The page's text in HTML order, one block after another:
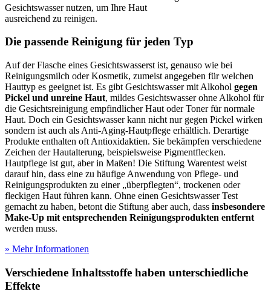
Gesichtswasser nutzen, um Ihre Haut
ausreichend zu reinigen.
Die passende Reinigung für jeden Typ
Auf der Flasche eines Gesichtswasserst ist, genauso wie bei
Reinigungsmilch oder Kosmetik, zumeist angegeben für welchen
Hauttyp es geeignet ist. Es gibt Gesichtswasser mit Alkohol gegen
Pickel und unreine Haut, mildes Gesichtswasser ohne Alkohol für
die Gesichtsreinigung empfindlicher Haut oder Toner für normale
Haut. Doch ein Gesichtswasser kann nicht nur gegen Pickel wirken
sondern ist auch als Anti-Aging-Hautpflege erhältlich. Derartige
Produkte enthalten oft Antioxidaktien. Sie bekämpfen verschiedene
Zeichen der Hautalterung, beispielsweise Pigmentflecken.
Hautpflege ist gut, aber in Maßen! Die Stiftung Warentest weist
darauf hin, dass eine zu häufige Anwendung von Pflege- und
Reinigungsprodukten zu einer „überpflegten“, trockenen oder
fleckigen Haut führen kann. Ohne einen Gesichtswasser Test
gemacht zu haben, betont die Stiftung aber auch, dass insbesondere
Make-Up mit entsprechenden Reinigungsprodukten entfernt
werden muss.
» Mehr Informationen
Verschiedene Inhaltsstoffe haben unterschiedliche
Effekte